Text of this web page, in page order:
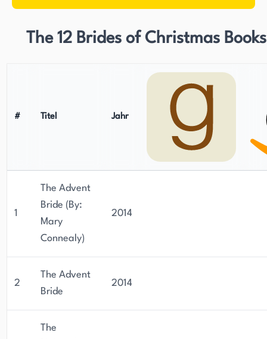
The 12 Brides of Christmas Books
# Titel Jahr
1
The Advent
Bride (By:
Mary
Connealy)
2014
2
The Advent
Bride
2014
The